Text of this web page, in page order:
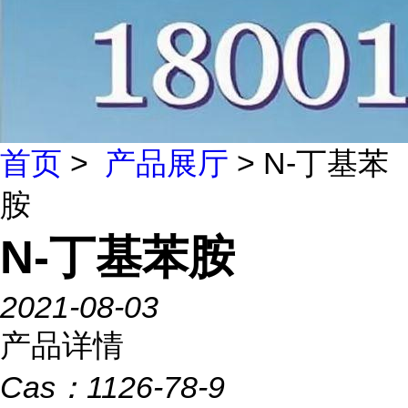
首页 > 产品展厅 > N-丁基苯
胺
N-丁基苯胺
2021-08-03
产品详情
Cas： 1126-78-9